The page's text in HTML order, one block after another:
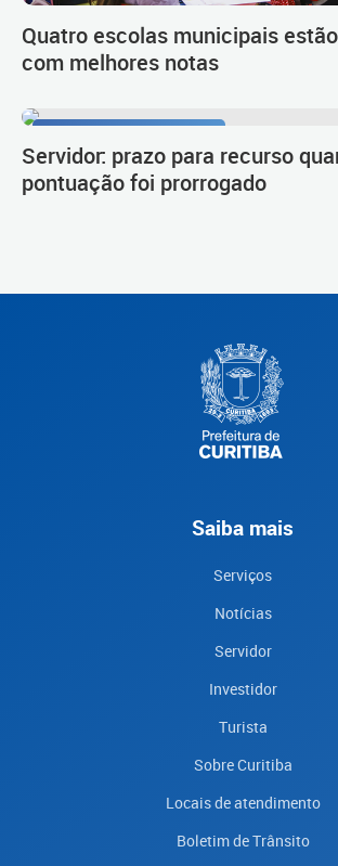
Quatro escolas municipais
com melhores notas
Servidor: prazo para recurso
pontuação foi prorrogado
Saiba mais
Serviços
Notícias
Servidor
Investidor
Turista
Sobre Curitiba
Locais de atendimento
Boletim de Trânsito